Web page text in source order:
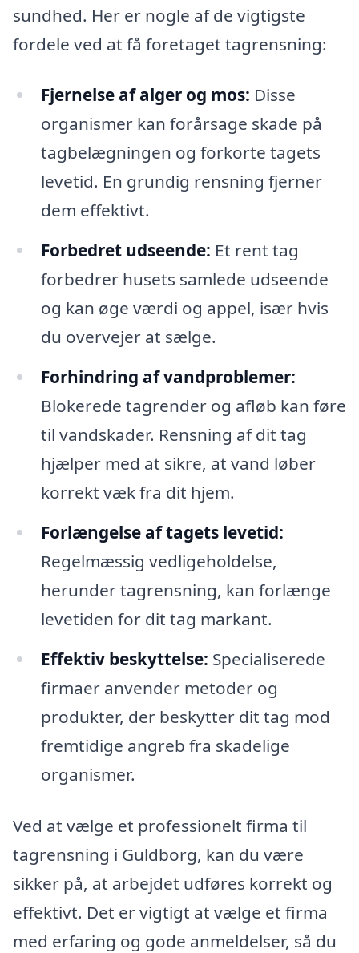
sundhed. Her er nogle af de vigtigste
fordele ved at få foretaget tagrensning:
Fjernelse af alger og mos: Disse
organismer kan forårsage skade på
tagbelægningen og forkorte tagets
levetid. En grundig rensning fjerner
dem effektivt.
Forbedret udseende: Et rent tag
forbedrer husets samlede udseende
og kan øge værdi og appel, især hvis
du overvejer at sælge.
Forhindring af vandproblemer:
Blokerede tagrender og afløb kan føre
til vandskader. Rensning af dit tag
hjælper med at sikre, at vand løber
korrekt væk fra dit hjem.
Forlængelse af tagets levetid:
Regelmæssig vedligeholdelse,
herunder tagrensning, kan forlænge
levetiden for dit tag markant.
Effektiv beskyttelse: Specialiserede
firmaer anvender metoder og
produkter, der beskytter dit tag mod
fremtidige angreb fra skadelige
organismer.
Ved at vælge et professionelt firma til
tagrensning i Guldborg, kan du være
sikker på, at arbejdet udføres korrekt og
effektivt. Det er vigtigt at vælge et firma
med erfaring og gode anmeldelser, så du